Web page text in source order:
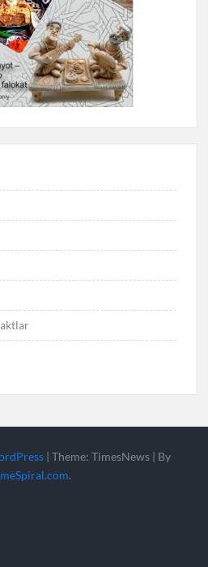
| Theme: TimesNews | By
.